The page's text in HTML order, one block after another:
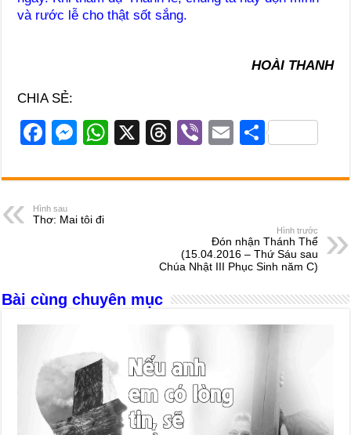
và rước lễ cho thật sốt sắng.
HOÀI THANH
CHIA SẺ:
F
c
e
b
k
M
ss
e
n
W
at
X
T
e
s
Vi
er
E
ail
S
ar
Hình sau
Thơ: Mai tôi đi
Hình trước
Đón nhận Thánh Thể
(15.04.2016 – Thứ Sáu sau
Chúa Nhật III Phục Sinh năm C)
Bài cùng chuyên mục